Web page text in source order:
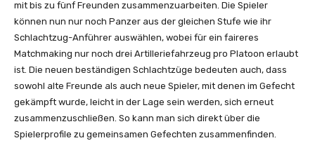
mit bis zu fünf Freunden zusammenzuarbeiten. Die Spieler
können nun nur noch Panzer aus der gleichen Stufe wie ihr
Schlachtzug-Anführer auswählen, wobei für ein faireres
Matchmaking nur noch drei Artilleriefahrzeug pro Platoon erlaubt
ist. Die neuen beständigen Schlachtzüge bedeuten auch, dass
sowohl alte Freunde als auch neue Spieler, mit denen im Gefecht
gekämpft wurde, leicht in der Lage sein werden, sich erneut
zusammenzuschließen. So kann man sich direkt über die
Spielerprofile zu gemeinsamen Gefechten zusammenfinden.